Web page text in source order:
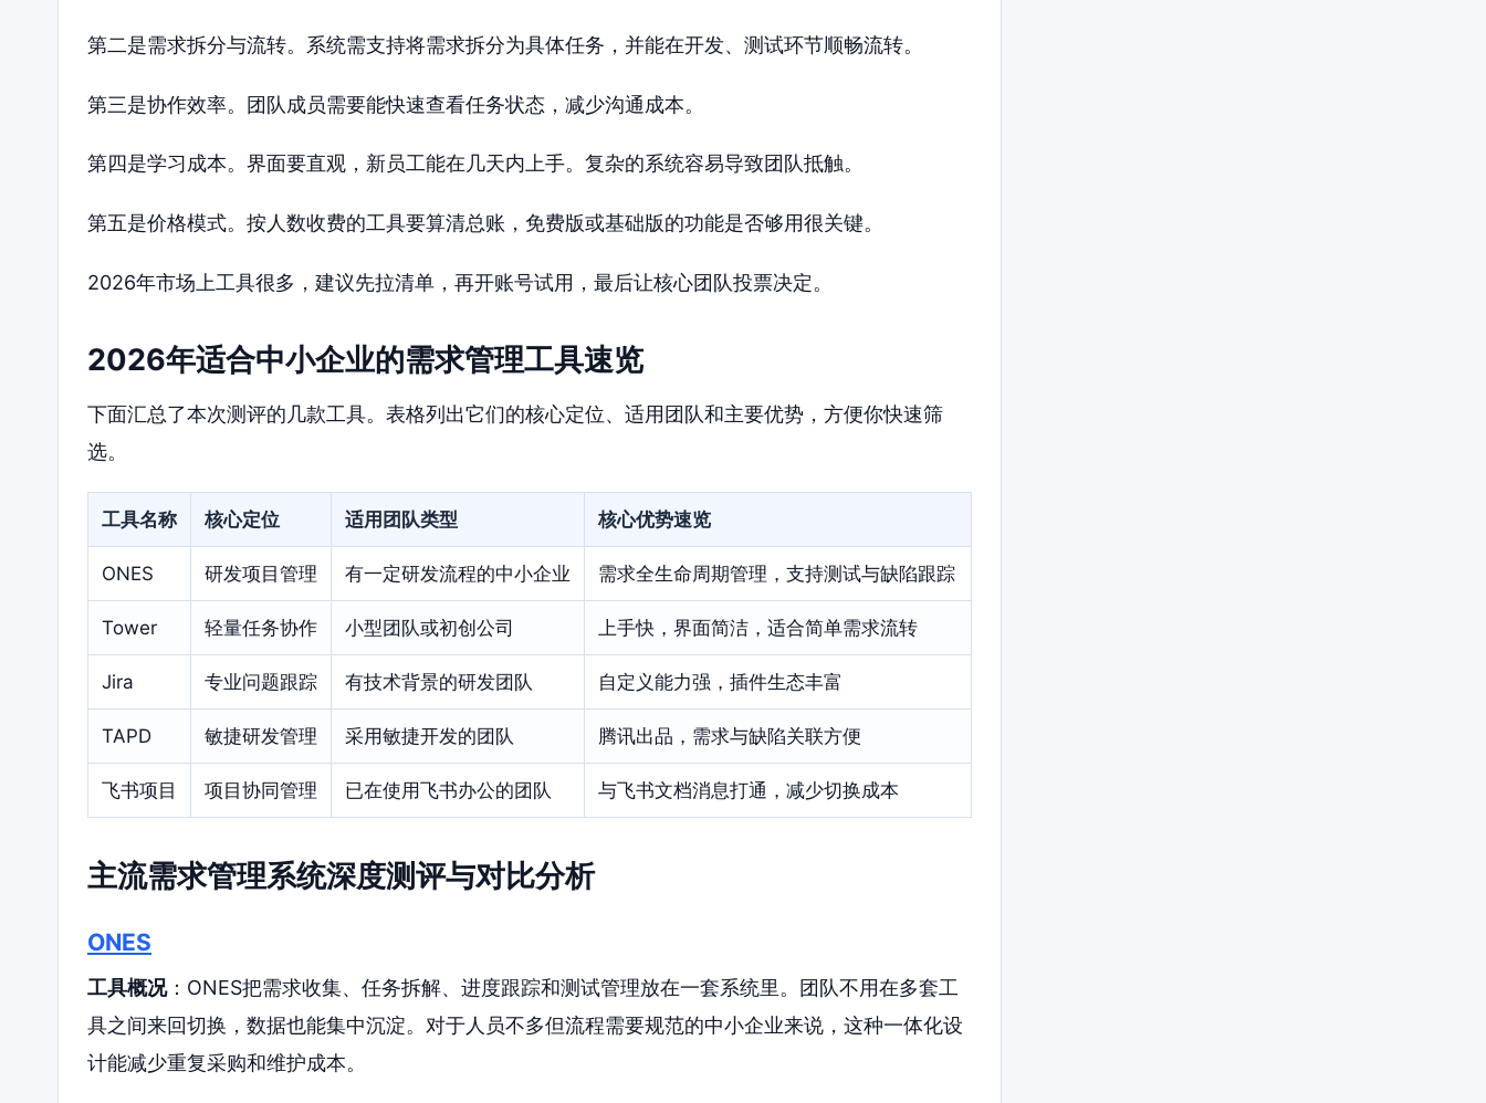
第二是需求拆分与流转。系统需支持将需求拆分为具体任务，并能在开发、测试环节顺畅流转。
第三是协作效率。团队成员需要能快速查看任务状态，减少沟通成本。
第四是学习成本。界面要直观，新员工能在几天内上手。复杂的系统容易导致团队抵触。
第五是价格模式。按人数收费的工具要算清总账，免费版或基础版的功能是否够用很关键。
2026年市场上工具很多，建议先拉清单，再开账号试用，最后让核心团队投票决定。
2026年适合中小企业的需求管理工具速览
下面汇总了本次测评的几款工具。表格列出它们的核心定位、适用团队和主要优势，方便你快速筛
选。
工具名称 核心定位 适用团队类型 核心优势速览
ONES 研发项目管理 有一定研发流程的中小企业 需求全生命周期管理，支持测试与缺陷跟踪
Tower 轻量任务协作 小型团队或初创公司 上手快，界面简洁，适合简单需求流转
Jira 专业问题跟踪 有技术背景的研发团队 自定义能力强，插件生态丰富
TAPD 敏捷研发管理 采用敏捷开发的团队 腾讯出品，需求与缺陷关联方便
飞书项目 项目协同管理 已在使用飞书办公的团队 与飞书文档消息打通，减少切换成本
主流需求管理系统深度测评与对比分析
ONES
工具概况：ONES把需求收集、任务拆解、进度跟踪和测试管理放在一套系统里。团队不用在多套工
具之间来回切换，数据也能集中沉淀。对于人员不多但流程需要规范的中小企业来说，这种一体化设
计能减少重复采购和维护成本。